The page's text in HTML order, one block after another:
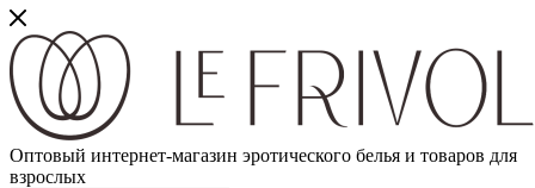
Оптовый интернет-магазин эротического белья и товаров для
взрослых